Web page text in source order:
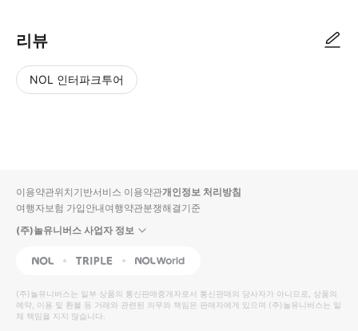
리뷰
NOL 인터파크투어
입니
다.
높
은
순
동
영
상
순
상
이용약관위치기반서비스 이용약관개인정보 처리방침
여행자보험 가입안내여행약관분쟁해결기준
(주)놀유니버스 사업자 정보
NOL Triple Interpark Global
(주)놀유니버스는 일부 상품의 통신판매중개자로서 통신판매의 당사자가 아니므로, 상품의
예약, 이용 및 환불 등 거래와 관련된 의무와 책임은 판매자에게 있으며 (주)놀유니버스는 일
체 책임을 지지 않습니다.